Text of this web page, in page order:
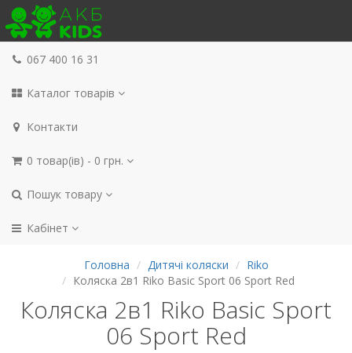
067 400 16 31
Каталог товарів
Контакти
0 товар(ів) - 0 грн.
Пошук товару
Кабінет
Головна Дитячі коляски
Riko
Коляска 2в1 Riko Basic Sport 06 Sport Red
Коляска 2в1 Riko Basic Sport
06 Sport Red